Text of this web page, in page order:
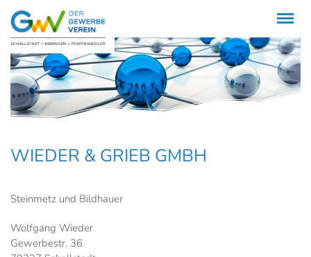
Menü
WIEDER & GRIEB GMBH
Steinmetz und Bildhauer
Wolfgang Wieder
Gewerbestr. 36